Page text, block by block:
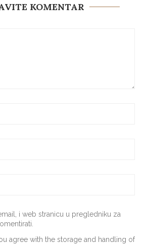
KOMENTAR
i web stranicu u pregledniku za
agree with the storage and handling of